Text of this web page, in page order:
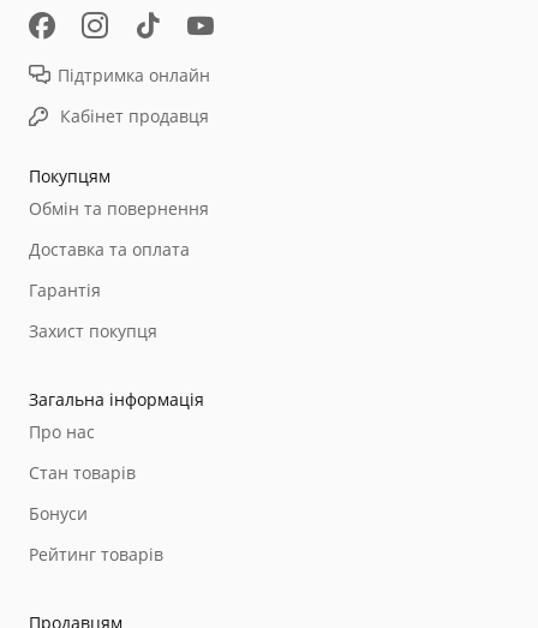
Покупцям
Обмін та повернення
Доставка та оплата
Гарантія
Захист покупця
Загальна інформація
Про нас
Стан товарів
Бонуси
Рейтинг товарів
Продавцям
Підтримка онлайн
Кабінет продавця